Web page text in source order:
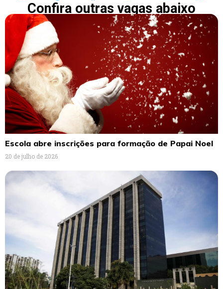
Confira outras vagas abaixo
Escola abre inscrições para formação de Papai Noel
20 de julho de 2026